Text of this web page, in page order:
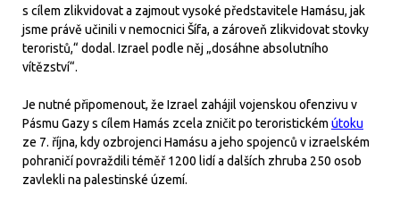
s cílem zlikvidovat a zajmout vysoké představitele Hamásu, jak
jsme právě učinili v nemocnici Šífa, a zároveň zlikvidovat stovky
teroristů,“ dodal. Izrael podle něj „dosáhne absolutního
vítězství“.
Je nutné připomenout, že Izrael zahájil vojenskou ofenzivu v
Pásmu Gazy s cílem Hamás zcela zničit po teroristickém útoku
ze 7. října, kdy ozbrojenci Hamásu a jeho spojenců v izraelském
pohraničí povraždili téměř 1200 lidí a dalších zhruba 250 osob
zavlekli na palestinské území.